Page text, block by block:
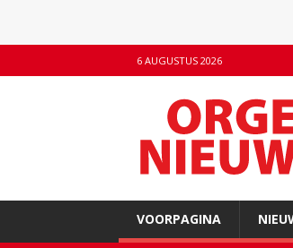
6 AUGUSTUS 2026
VOORPAGINA